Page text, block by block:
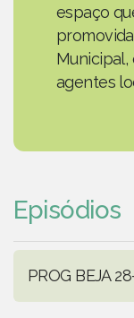
espaço
agentes
Episódios
PROG BEJA